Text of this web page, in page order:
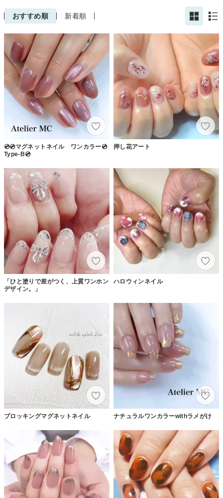
おすすめ順 新着順
💿💿マグネットネイル ワンカラー💿
Type-B💿
押し花アート
「ひと塗りで差がつく、上質ワンホン
デザイン。」
ハロウィンネイル
ブロッキングマグネットネイル ナチュラルワンカラーwithラメがけ